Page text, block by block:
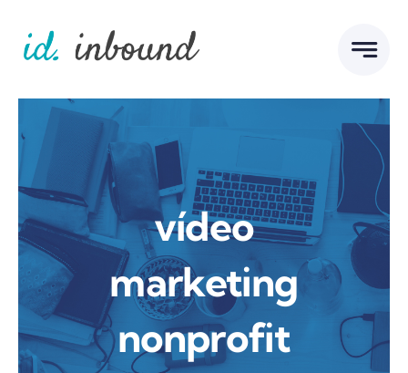
content
vídeo
marketing
nonprofit